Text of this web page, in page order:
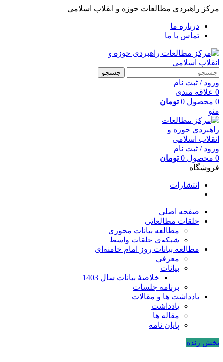
مرکز راهبردی مطالعات حوزه و انقلاب اسلامی
درباره ما
تماس با ما
جستجو
ورود / ثبت نام
0 علاقه مندی
0 محصول 0 تومان
منو
ورود / ثبت نام
0 محصول 0 تومان
فروشگاه
انتشارات
صفحه اصلی
حلقات مطالعاتی
مطالعه بیانات محوری
شبکه‌ی حلقات واسط
مطالعه بیانات روز امام خامنه‌ای
معرفی
بیانات
خلاصۀ بیانات سال 1403
برنامه جلسات
یادداشت ها و مقالات
یادداشت
مقاله ها
پایان نامه
پخش زنده